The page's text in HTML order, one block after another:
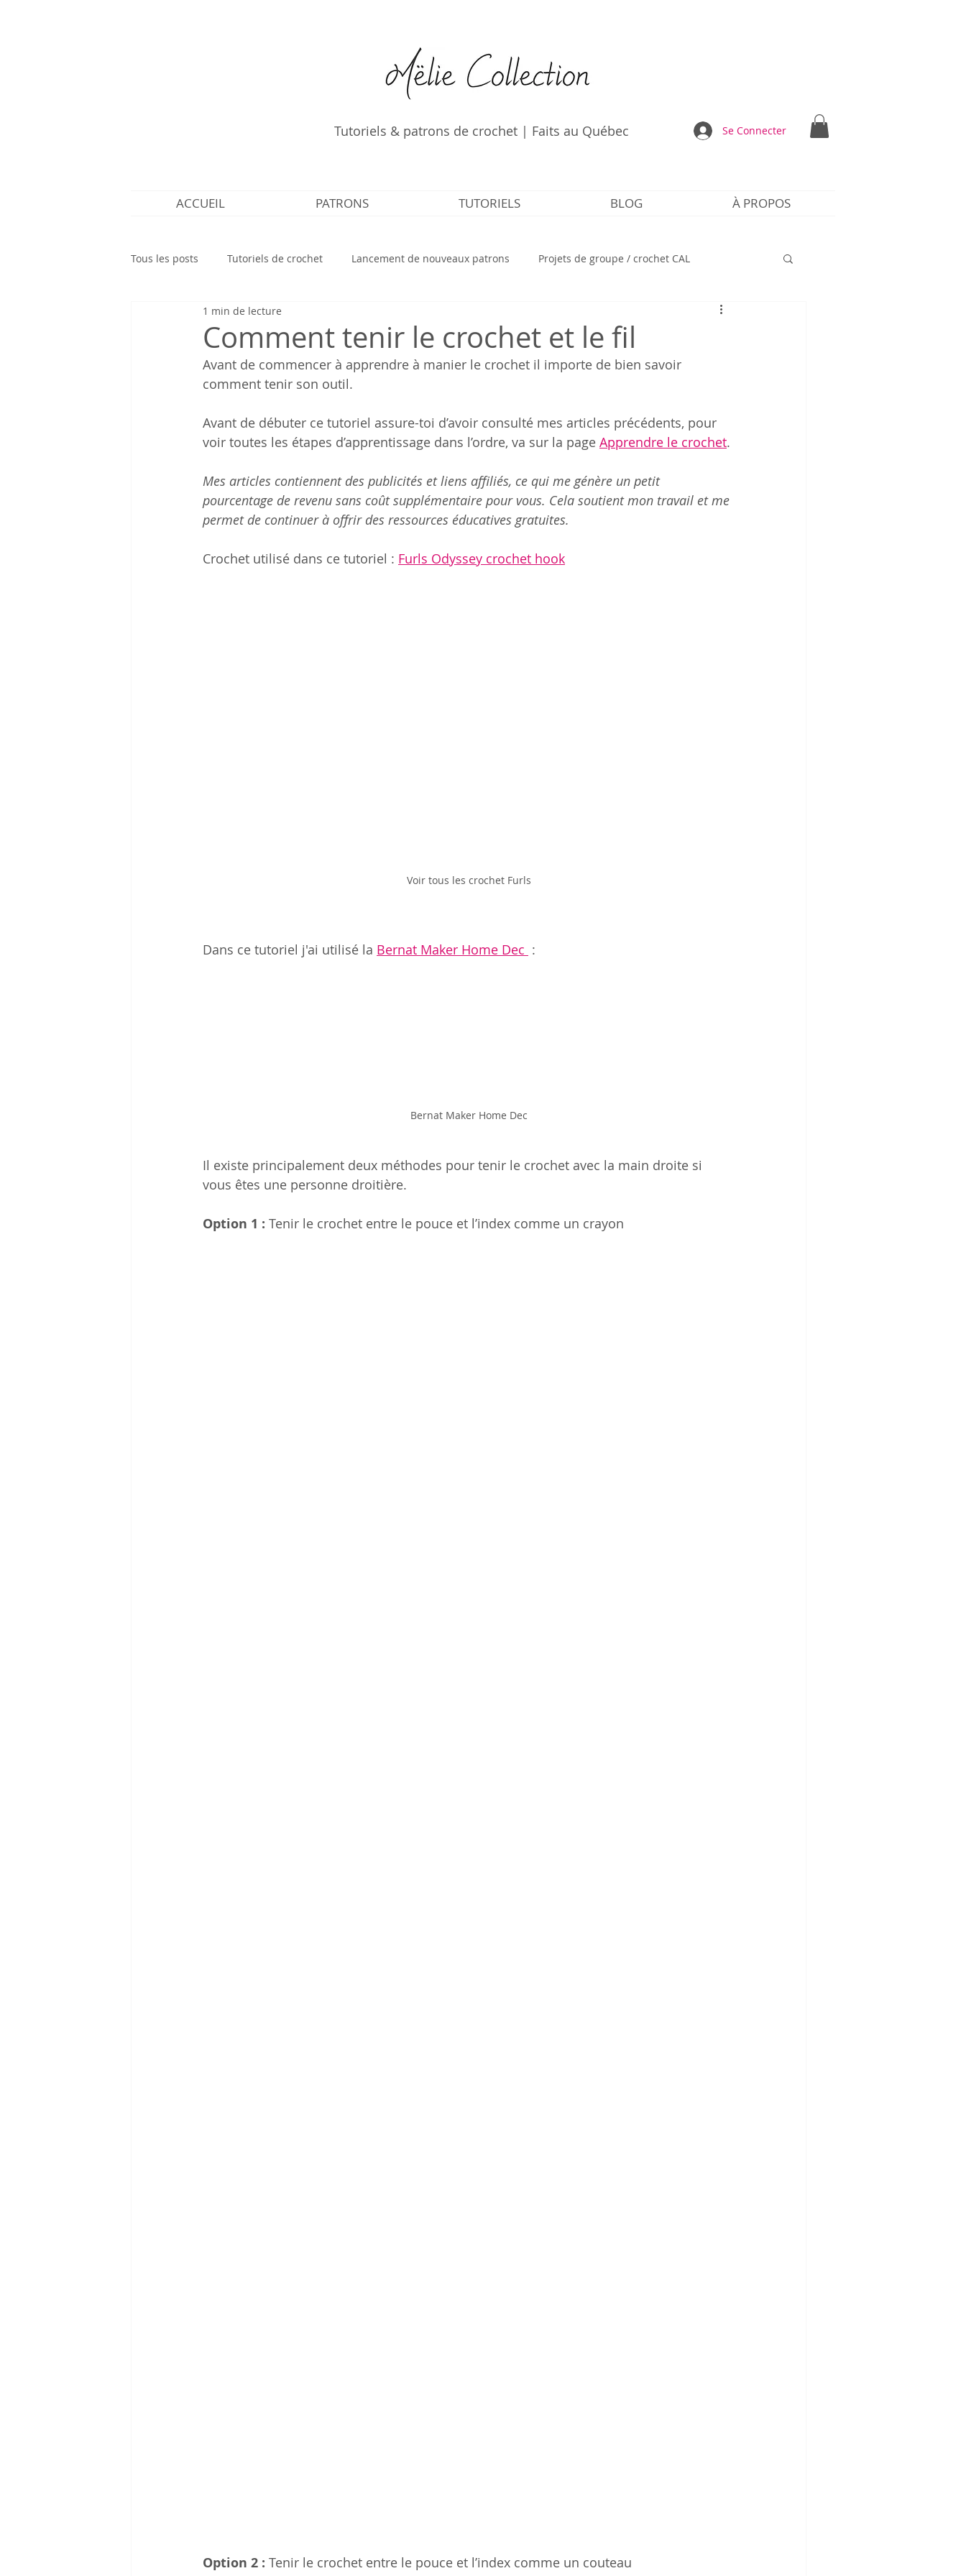
Tutoriels & patrons de crochet | Faits au Québec Se Connecter
ACCUEIL PATRONS TUTORIELS BLOG À PROPOS
Tous les posts Tutoriels de crochet Lancement de nouveaux patrons Projets de groupe / crochet CAL
Découvertes crochet
Comment tenir le crochet et le fil
1 min de lecture
Avant de commencer à apprendre à manier le crochet il importe de bien savoir
comment tenir son outil.
Avant de débuter ce tutoriel assure-toi d’avoir consulté mes articles précédents, pour
voir toutes les étapes d’apprentissage dans l’ordre, va sur la page Apprendre le crochet.
Mes articles contiennent des publicités et liens affiliés, ce qui me génère un petit
pourcentage de revenu sans coût supplémentaire pour vous. Cela soutient mon travail et me
permet de continuer à offrir des ressources éducatives gratuites.
Crochet utilisé dans ce tutoriel : Furls Odyssey crochet hook
Voir tous les crochet Furls
Dans ce tutoriel j'ai utilisé la Bernat Maker Home Dec :
Bernat Maker Home Dec
Il existe principalement deux méthodes pour tenir le crochet avec la main droite si
vous êtes une personne droitière.
Option 1 : Tenir le crochet entre le pouce et l’index comme un crayon
Option 2 : Tenir le crochet entre le pouce et l’index comme un couteau